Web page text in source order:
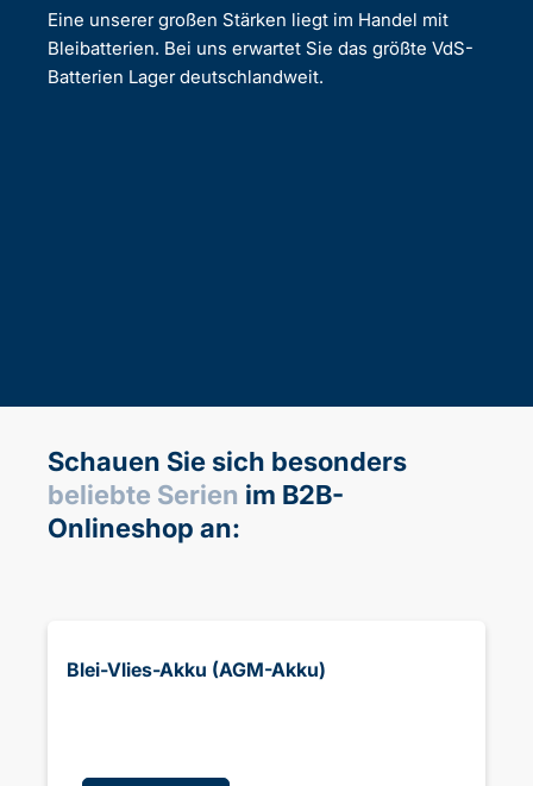
Eine unserer großen Stärken liegt im Handel mit
Bleibatterien. Bei uns erwartet Sie das größte VdS-
Batterien Lager deutschlandweit.
Schauen Sie sich besonders
beliebte Serien im B2B-
Onlineshop an:
Blei-Vlies-Akku (AGM-Akku)